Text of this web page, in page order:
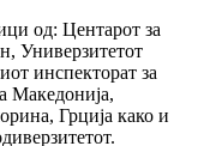
од: Центарот за
Универзитетот
инспекторат за
Македонија,
Грција како и